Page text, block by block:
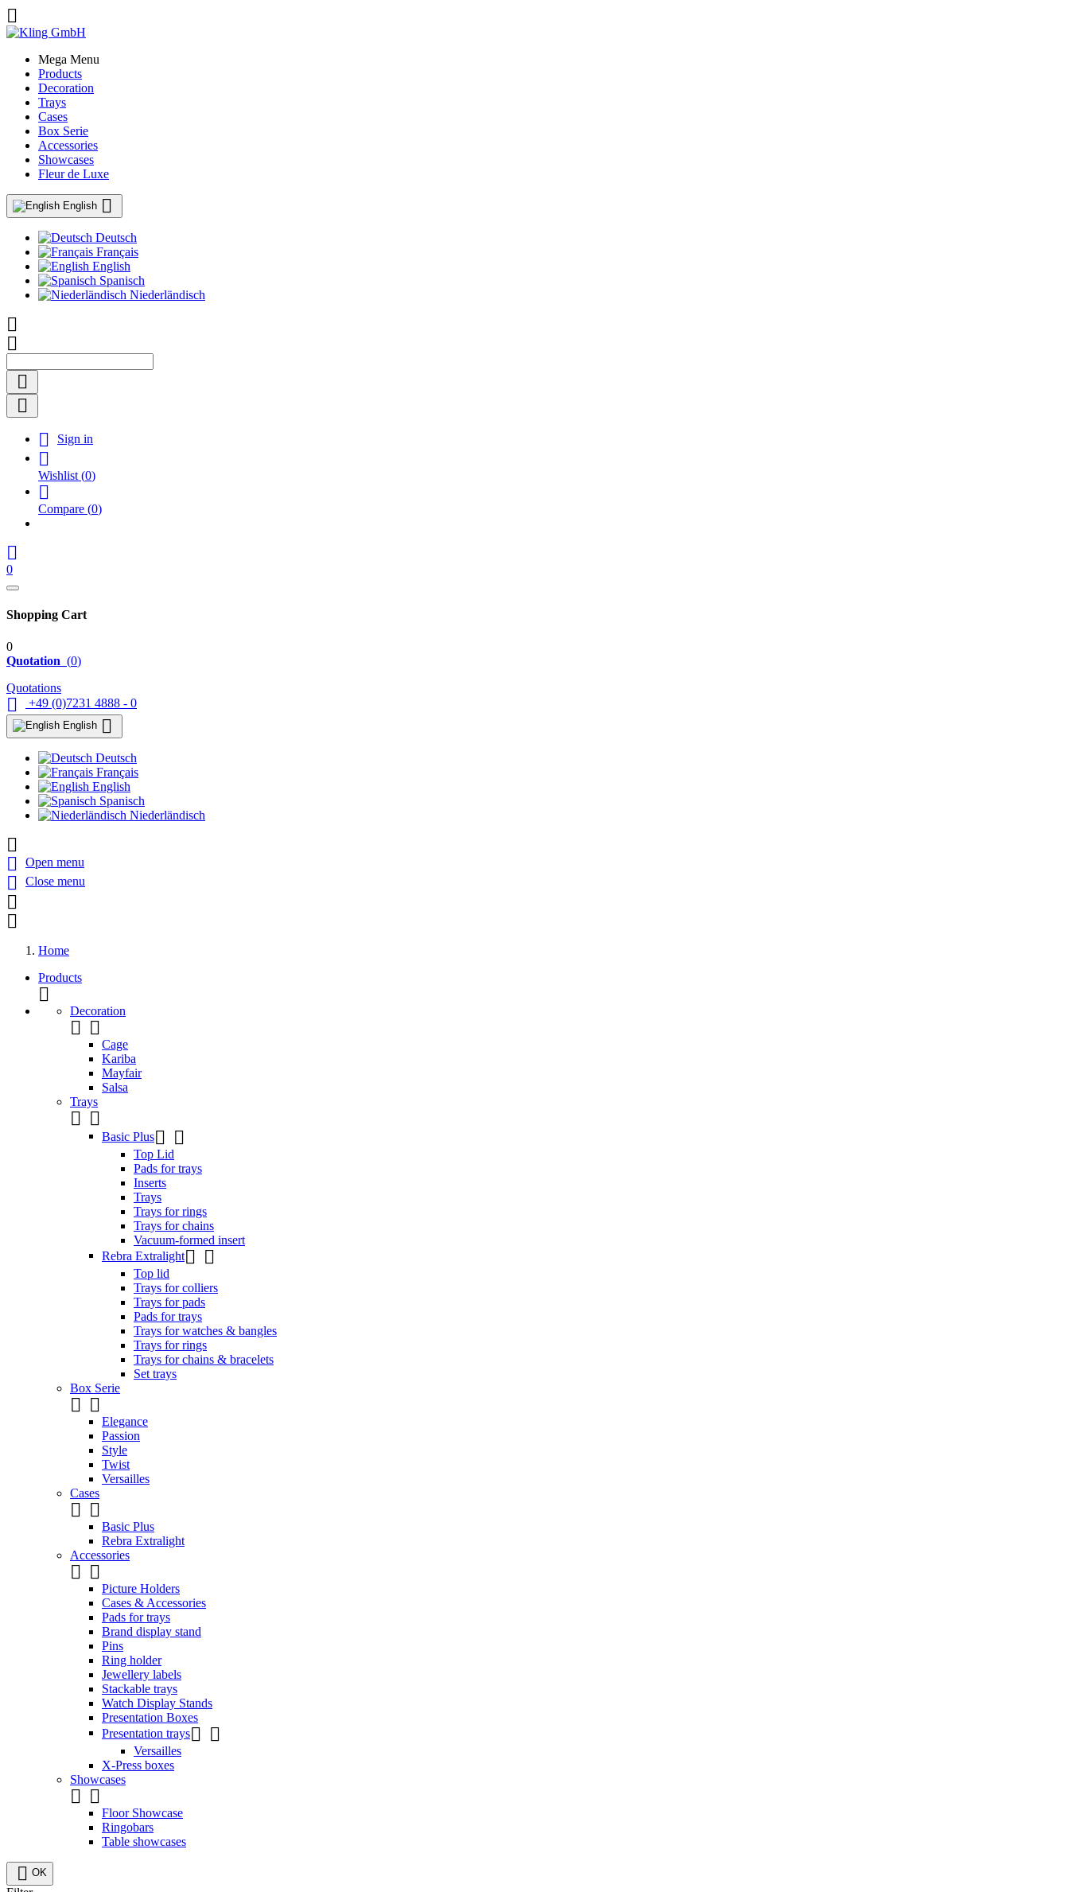

Mega Menu
Products
Decoration
Trays
Cases
Box Serie
Accessories
Showcases
Fleur de Luxe
English 
Deutsch
Français
English
Spanisch
Niederländisch





Sign in

Wishlist (0)

Compare (0)

0
Shopping Cart
0
Quotation (0)
Quotations
 +49 (0)7231 4888 - 0
English 
Deutsch
Français
English
Spanisch
Niederländisch


Open menu
 Close menu


Home
Products

Decoration
 
Cage
Kariba
Mayfair
Salsa
Trays
 
Basic Plus 
Top Lid
Pads for trays
Inserts
Trays
Trays for rings
Trays for chains
Vacuum-formed insert
Rebra Extralight 
Top lid
Trays for colliers
Trays for pads
Pads for trays
Trays for watches & bangles
Trays for rings
Trays for chains & bracelets
Set trays
Box Serie
 
Elegance
Passion
Style
Twist
Versailles
Cases
 
Basic Plus
Rebra Extralight
Accessories
 
Picture Holders
Cases & Accessories
Pads for trays
Brand display stand
Pins
Ring holder
Jewellery labels
Stackable trays
Watch Display Stands
Presentation Boxes
Presentation trays 
Versailles
X-Press boxes
Showcases
 
Floor Showcase
Ringobars
Table showcases
 OK